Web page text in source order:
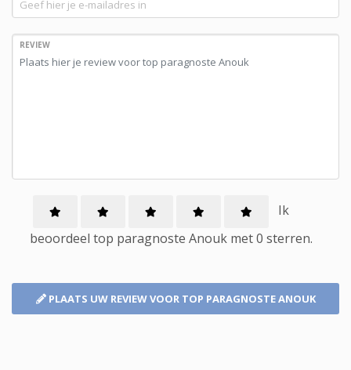
REVIEW
Ik
beoordeel top paragnoste Anouk met0 sterren.
PLAATS UW REVIEWVOOR TOP PARAGNOSTE ANOUK